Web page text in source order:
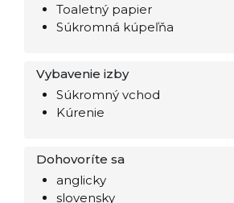
Toaletný papier
Súkromná kúpeľňa
Vybavenie izby
Súkromný vchod
Kúrenie
Dohovoríte sa
anglicky
slovensky